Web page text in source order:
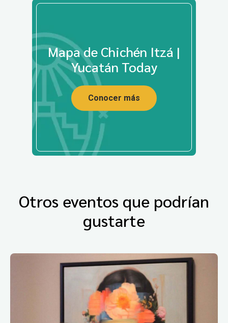
Mapa de Chichén Itzá |
Yucatán Today
Conocer más
Otros eventos que podrían
gustarte